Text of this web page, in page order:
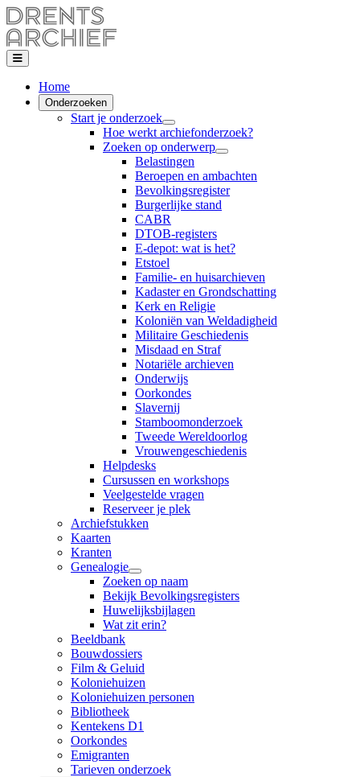
Home
Onderzoeken
Start je onderzoek
Hoe werkt archiefonderzoek?
Zoeken op onderwerp
Belastingen
Beroepen en ambachten
Bevolkingsregister
Burgerlijke stand
CABR
DTOB-registers
E-depot: wat is het?
Etstoel
Familie- en huisarchieven
Kadaster en Grondschatting
Kerk en Religie
Koloniën van Weldadigheid
Militaire Geschiedenis
Misdaad en Straf
Notariële archieven
Onderwijs
Oorkondes
Slavernij
Stamboomonderzoek
Tweede Wereldoorlog
Vrouwengeschiedenis
Helpdesks
Cursussen en workshops
Veelgestelde vragen
Reserveer je plek
Archiefstukken
Kaarten
Kranten
Genealogie
Zoeken op naam
Bekijk Bevolkingsregisters
Huwelijksbijlagen
Wat zit erin?
Beeldbank
Bouwdossiers
Film & Geluid
Koloniehuizen
Koloniehuizen personen
Bibliotheek
Kentekens D1
Oorkondes
Emigranten
Tarieven onderzoek